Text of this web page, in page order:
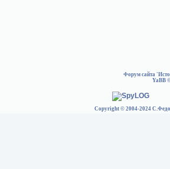
Форум сайта
YaBB
Copyright © 2004-2024